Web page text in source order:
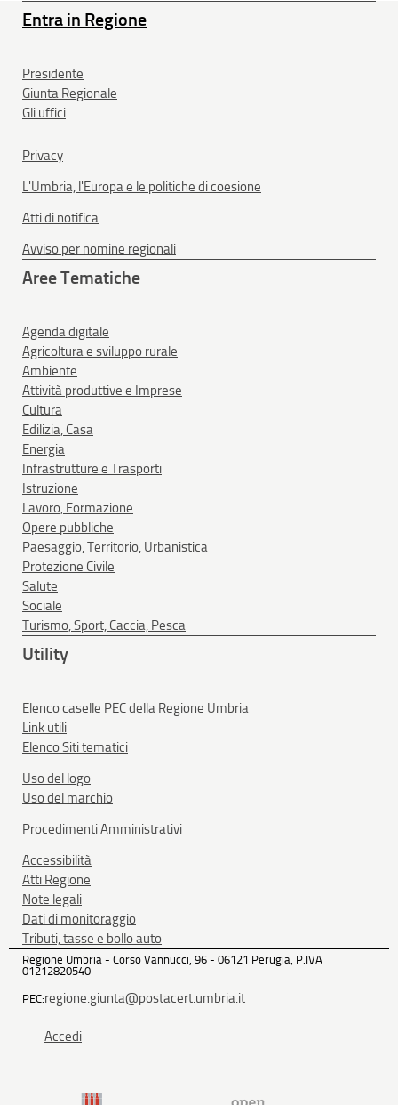
Entra in Regione
Presidente
Giunta Regionale
Gli uffici
Privacy
L'Umbria, l'Europa e le politiche di coesione
Atti di notifica
Avviso per nomine regionali
Aree Tematiche
Agenda digitale
Agricoltura e sviluppo rurale
Ambiente
Attività produttive e Imprese
Cultura
Edilizia, Casa
Energia
Infrastrutture e Trasporti
Istruzione
Lavoro, Formazione
Opere pubbliche
Paesaggio, Territorio, Urbanistica
Protezione Civile
Salute
Sociale
Turismo, Sport, Caccia, Pesca
Utility
Elenco caselle PEC della Regione Umbria
Link utili
Elenco Siti tematici
Uso del logo
Uso del marchio
Procedimenti Amministrativi
Accessibilità
Atti Regione
Note legali
Dati di monitoraggio
Tributi, tasse e bollo auto
Regione Umbria - Corso Vannucci, 96 - 06121 Perugia, P.IVA
01212820540
PEC:regione.giunta@postacert.umbria.it
Accedi